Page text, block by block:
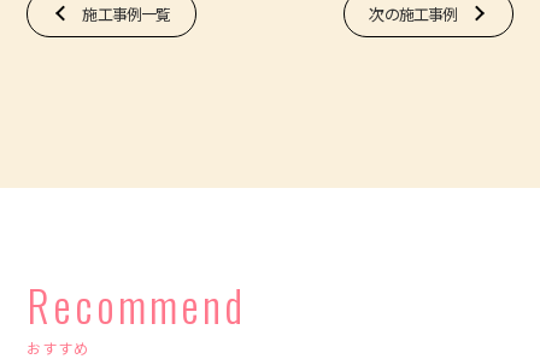
施工事例一覧 次の施工事例
Recommend
おすすめ